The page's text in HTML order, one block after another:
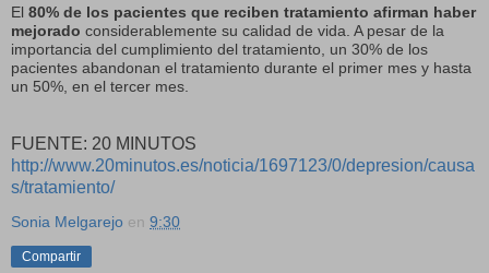
El 80% de los pacientes que reciben tratamiento afirman haber
mejorado considerablemente su calidad de vida. A pesar de la
importancia del cumplimiento del tratamiento, un 30% de los
pacientes abandonan el tratamiento durante el primer mes y hasta
un 50%, en el tercer mes.
FUENTE: 20 MINUTOS
http://www.20minutos.es/noticia/1697123/0/depresion/causa
s/tratamiento/
Sonia Melgarejo en 9:30
Compartir